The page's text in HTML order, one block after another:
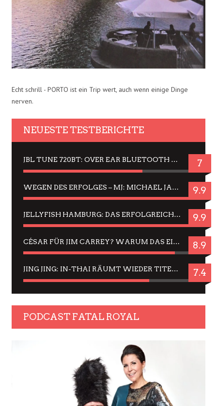
Echt schrill - PORTO ist ein Trip wert, auch wenn einige Dinge
nerven.
NEUESTE TESTBERICHTE
JBL TUNE 720BT: OVER EAR BLUETOOTH KOPFHÖRER UM DIE 50,-€ IM DAUER-TEST 7
WEGEN DES ERFOLGES – MJ: MICHAEL JACKSON MUSICAL IN EINER MATINEE SEHEN 9.9
JELLYFISH HAMBURG: DAS ERFOLGREICHE SOMMER-MENÜ 2025 IN GEFÜHLEN UND BILDERN 9.9
CÉSAR FÜR JIM CARREY? WARUM DAS EINER DER NERVIGSTEN ACTORS IST UND BLEIBT 8.9
JING JING: IN-THAI RÄUMT WIEDER TITEL AB – EIN ZWEI-STUNDEN-ERLEBNISBERICHT 7.4
PODCAST FATAL ROYAL